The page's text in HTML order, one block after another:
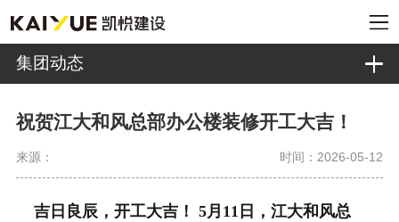
集团动态
祝贺江大和风总部办公楼装修开工大吉！
来源： 时间：2026-05-12
吉日良辰，开工大吉！ 5月11日，江大和风总